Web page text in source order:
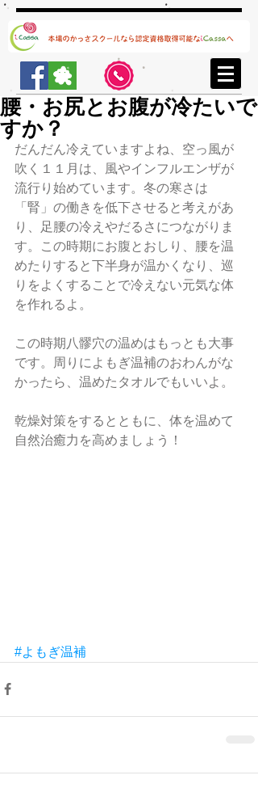
腰・お尻とお腹が冷たいで
すか？
だんだん冷えていますよね、空っ風が
吹く１１月は、風やインフルエンザが
流行り始めています。冬の寒さは
「腎」の働きを低下させると考えがあ
り、足腰の冷えやだるさにつながりま
す。この時期にお腹とおしり、腰を温
めたりすると下半身が温かくなり、巡
りをよくすることで冷えない元気な体
を作れるよ。
この時期八髎穴の温めはもっとも大事
です。周りによもぎ温補のおわんがな
かったら、温めたタオルでもいいよ。
乾燥対策をするとともに、体を温めて
自然治癒力を高めましょう！
#よもぎ温補